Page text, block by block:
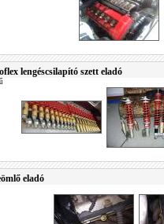
lengéscsilapító szett eladó
eladó